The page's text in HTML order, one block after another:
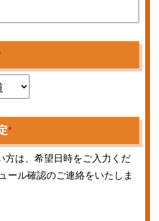
*
方は、希望日時をご入力くだ
ール確認のご連絡をいたしま